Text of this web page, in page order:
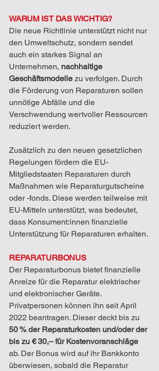
WARUM IST DAS WICHTIG?
Die neue Richtlinie unterstützt nicht nur
den Umweltschutz, sondern sendet
auch ein starkes Signal an
Unternehmen, nachhaltige
Geschäftsmodelle zu verfolgen. Durch
die Förderung von Reparaturen sollen
unnötige Abfälle und die
Verschwendung wertvoller Ressourcen
reduziert werden.
Zusätzlich zu den neuen gesetzlichen
Regelungen fördern die EU-
Mitgliedstaaten Reparaturen durch
Maßnahmen wie Reparaturgutscheine
oder -fonds. Diese werden teilweise mit
EU-Mitteln unterstützt, was bedeutet,
dass Konsument:innen finanzielle
Unterstützung für Reparaturen erhalten.
REPARATURBONUS
Der Reparaturbonus bietet finanzielle
Anreize für die Reparatur elektrischer
und elektronischer Geräte.
Privatpersonen können ihn seit April
2022 beantragen. Dieser deckt bis zu
50 % der Reparaturkosten und/oder der
bis zu € 30,– für Kostenvoranschläge
ab. Der Bonus wird auf ihr Bankkonto
überwiesen, sobald die Reparatur